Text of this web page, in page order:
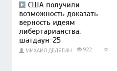
США получили
возможность доказать
верность идеям
либертарианства:
шатдаун-25
МИХАИЛ ДЕЛЯГИН 922